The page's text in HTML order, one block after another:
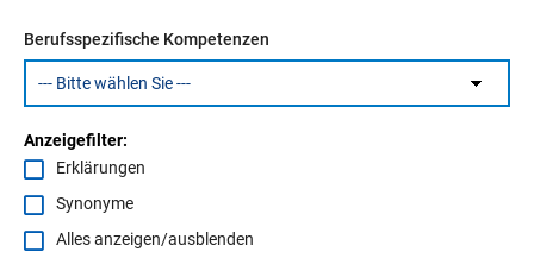
Berufsspezifische Kompetenzen
Anzeigefilter:
Erklärungen
Synonyme
Alles anzeigen/ausblenden